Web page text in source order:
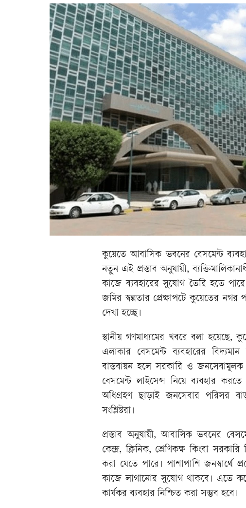
কুয়েতে আবাসিক ভবনের বেসমেন্ট
নতুন এই প্রস্তাব অনুযায়ী,
কাজে ব্যবহারের সুযোগ তৈরি হতে
জমির স্বল্পতার প্রেক্ষাপটে কুয়েতের
দেখা হচ্ছে।
স্থানীয় গণমাধ্যমের খবরে বলা
এলাকার বেসমেন্ট ব্যবহারের বিদ্যমান
বাস্তবায়ন হলে সরকারি ও জনসেবামূলক
বেসমেন্ট লাইসেন্স নিয়ে ব্যবহার
অধিগ্রহণ ছাড়াই জনসেবার পরিসর
সংশ্লিষ্টরা।
প্রস্তাব অনুযায়ী, আবাসিক ভবনের
কেন্দ্র, ক্লিনিক, শ্রেণিকক্ষ কিংবা সরকারি
করা যেতে পারে। পাশাপাশি
কাজে লাগানোর সুযোগ থাকবে। এতে
কার্যকর ব্যবহার নিশ্চিত করা সম্ভব হবে।